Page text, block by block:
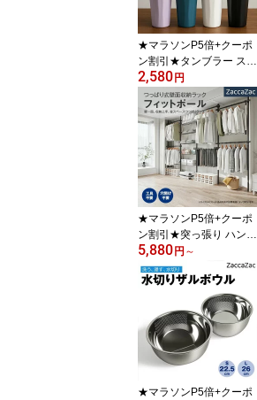
★マラソンP5倍+クーポ
ン割引★タンブラー スト
ロー付き 600ml 蓋付きタ
ンブラー 保冷タンブラー
保温タンブラー こぼれな
い 伸縮ストロー付き 保
2,580円
★マラソンP5倍+クーポ
ン割引★突っ張り ハンガ
ーラック 突っ張り ラッ
ク 伸縮 ポールハンガー 1
段 2段 3段 天井突っ張り
式 スリム つっぱり ラッ
5,880円 ～
★マラソンP5倍+クーポ